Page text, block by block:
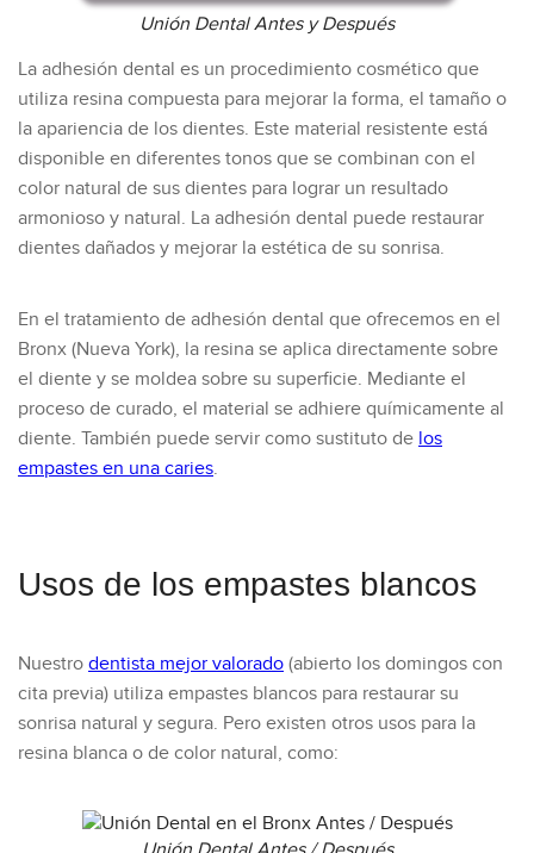
Unión Dental Antes y Después
La adhesión dental es un procedimiento cosmético que
utiliza resina compuesta para mejorar la forma, el tamaño o
la apariencia de los dientes. Este material resistente está
disponible en diferentes tonos que se combinan con el
color natural de sus dientes para lograr un resultado
armonioso y natural. La adhesión dental puede restaurar
dientes dañados y mejorar la estética de su sonrisa.
En el tratamiento de adhesión dental que ofrecemos en el
Bronx (Nueva York), la resina se aplica directamente sobre
el diente y se moldea sobre su superficie. Mediante el
proceso de curado, el material se adhiere químicamente al
diente. También puede servir como sustituto de los
empastes en una caries.
Usos de los empastes blancos
Nuestro dentista mejor valorado (abierto los domingos con
cita previa) utiliza empastes blancos para restaurar su
sonrisa natural y segura. Pero existen otros usos para la
resina blanca o de color natural, como: